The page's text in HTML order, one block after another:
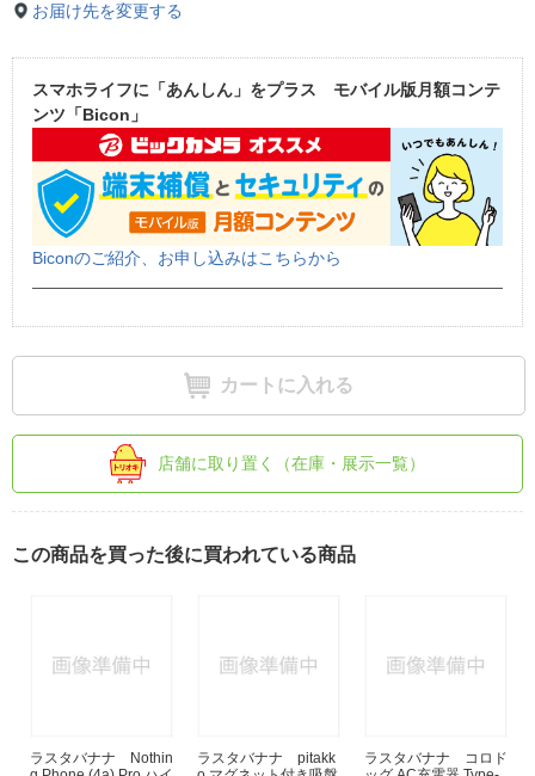
お届け先を変更する
スマホライフに「あんしん」をプラス モバイル版月額コンテ
ンツ「Bicon」
Biconのご紹介、お申し込みはこちらから
カートに入れる
店舗に取り置く（在庫・展示一覧）
この商品を買った後に買われている商品
ラスタバナナ Nothin
ラスタバナナ pitakk
ラスタバナナ コロド